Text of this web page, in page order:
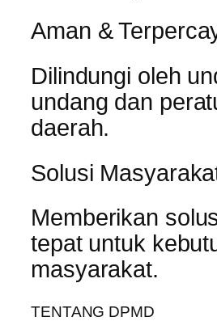
Aman &
Dilindungi oleh
undang dan
daerah.
Solusi
Memberikan
tepat untuk
masyarakat.
TENTANG DPMD